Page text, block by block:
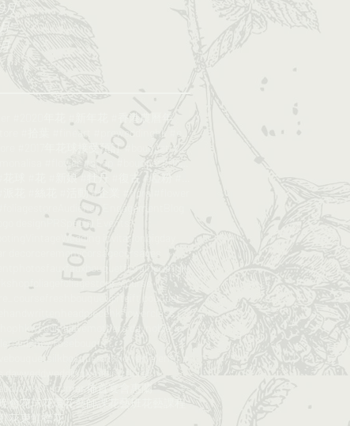
月
#2020年花 #新年花 #香港農曆年
派花 #絲花 #活動 #企業 #floral#flower
Audience Engagement
Special Events
Wedding invitation bigday
corsage
fauxbouquet floral floristhk
foliagestore_course
gift bouquet
hkflowerclass​​
hkwedding love mothers day noblefir
roadshow
silkbouquet silkflower
wedding floral
佈置 宴會
晚會 花球 花環 花藝師課​​ 花藝班
花藝課程
鮮花束 鮮襟花